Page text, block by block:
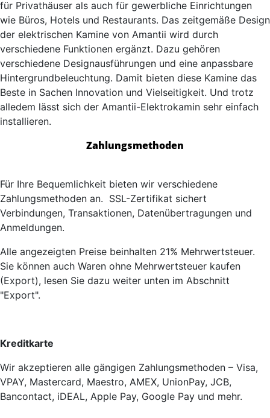
für Privathäuser als auch für gewerbliche Einrichtungen
wie Büros, Hotels und Restaurants. Das zeitgemäße Design
der elektrischen Kamine von Amantii wird durch
verschiedene Funktionen ergänzt. Dazu gehören
verschiedene Designausführungen und eine anpassbare
Hintergrundbeleuchtung. Damit bieten diese Kamine das
Beste in Sachen Innovation und Vielseitigkeit. Und trotz
alledem lässt sich der Amantii-Elektrokamin sehr einfach
installieren.
Zahlungsmethoden
Für Ihre Bequemlichkeit bieten wir verschiedene
Zahlungsmethoden an. SSL-Zertifikat sichert
Verbindungen, Transaktionen, Datenübertragungen und
Anmeldungen.
Alle angezeigten Preise beinhalten 21% Mehrwertsteuer.
Sie können auch Waren ohne Mehrwertsteuer kaufen
(Export), lesen Sie dazu weiter unten im Abschnitt
"Export".
Kreditkarte
Wir akzeptieren alle gängigen Zahlungsmethoden – Visa,
VPAY, Mastercard, Maestro, AMEX, UnionPay, JCB,
Bancontact, iDEAL, Apple Pay, Google Pay und mehr.